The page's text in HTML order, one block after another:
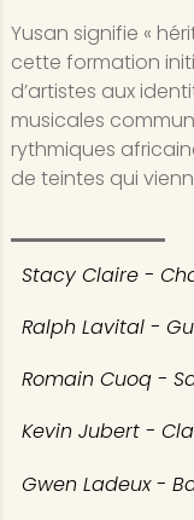
Yusan signifie «
cette formation
d’artistes aux
musicales
rythmiques
de teintes qui
Stacy Claire -
Ralph Lavital -
Romain Cuoq -
Kevin Jubert -
Gwen Ladeux -